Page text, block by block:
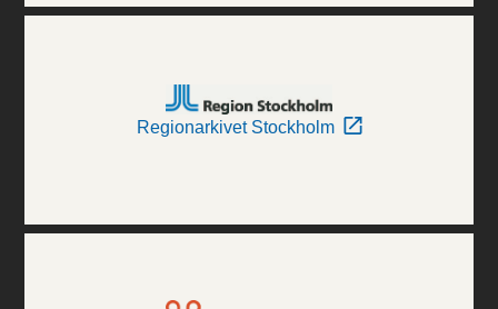
Regionarkivet Stockholm